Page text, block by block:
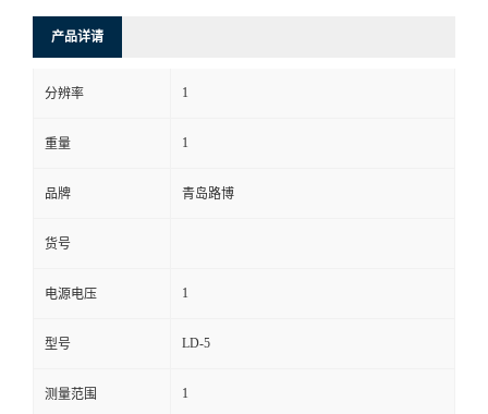
系
方
式
在
线
产品详请
分辨率 1
重量 1
品牌 青岛路博
货号
电源电压 1
型号 LD-5
测量范围 1